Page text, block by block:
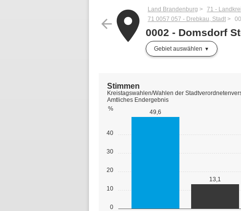
arrow_backplaceLand Brandenburg 71 -
71 0057 057 - Drebkau, Stadt
0002 - Domsdorf
Gebiet auswählen
0
10
20
30
40
%
49,6
13,1
Stimmen
Kreistagswahlen/Wahlen der
Amtliches Endergebnis